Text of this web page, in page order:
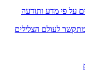
על פי מדע ותודעה
לעולם הצלילים